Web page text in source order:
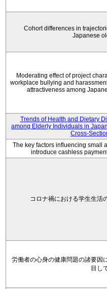
Cohort differences in
Japanese
Moderating effect of project
workplace bullying and
attractiveness among
Trends of Health and Dietary
among Elderly Individuals in
Cross-
The key factors influencing small
introduce cashless
コロナ禍における学生生活
労働者の心身の健康問題の諸要
目し